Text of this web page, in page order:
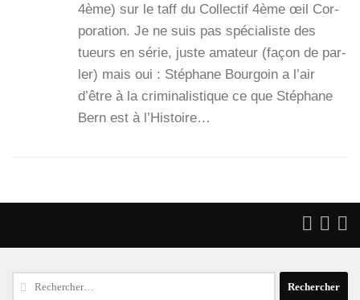
4ème) sur le taff du Col­lec­tif 4ème œil Cor­
po­ra­tion. Je ne suis pas spé­cia­liste des
tueurs en série, juste ama­teur (façon de par­
ler) mais oui : Sté­phane Bour­goin a l’air
d’être à la cri­mi­na­lis­tique ce que Sté­phane
Bern est à l’His­toire…
Rechercher :